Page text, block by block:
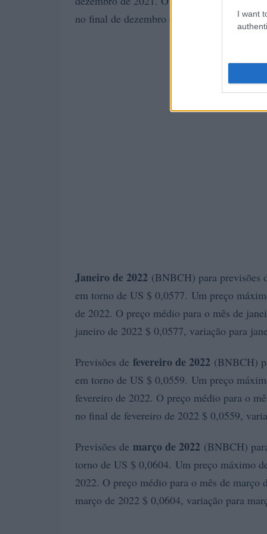
I want
no final de dezembro de 2021 $ 0,0627,
Janeiro de 2022 (BNBCH) para previsões
em torno de US $ 0,0577. Um preço
de 2022. O preço médio para o mês de
janeiro de 2022 $ 0,0577, variação para
Previsões de fevereiro de 2022 (BNBCH)
em torno de US $ 0,0559. Um preço
fevereiro de 2022. O preço médio para o
no final de fevereiro de 2022 $ 0,0559,
Previsões de março de 2022 (BNBCH)
torno de US $ 0,0604. Um preço máximo
2022. O preço médio para o mês de
março de 2022 $ 0,0604, variação para